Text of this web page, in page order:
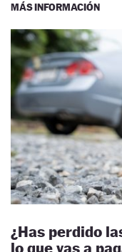
MÁS INFORMACIÓN
¿Has perdido
lo que vas a